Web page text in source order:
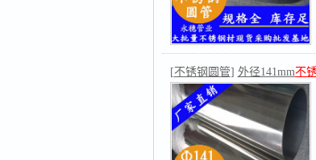
[不锈钢圆管] 外径141mm不